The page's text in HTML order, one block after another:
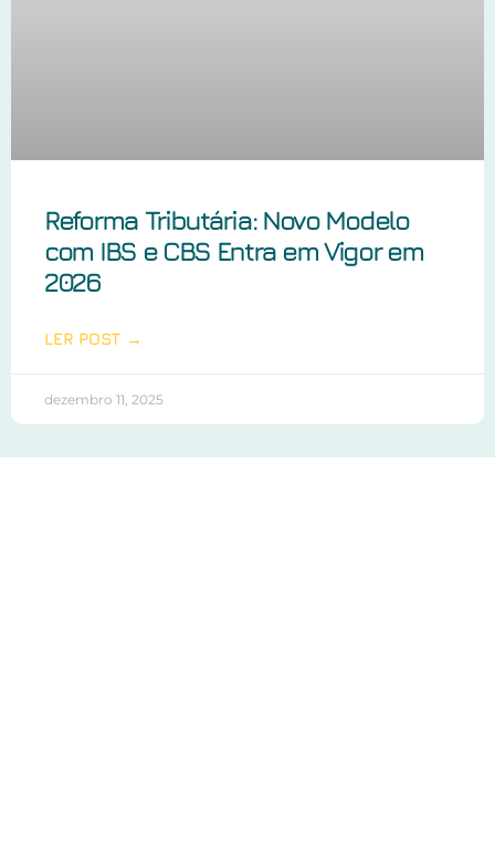
Reforma Tributária: Novo Modelo
com IBS e CBS Entra em Vigor em
2026
LER POST →
dezembro 11, 2025